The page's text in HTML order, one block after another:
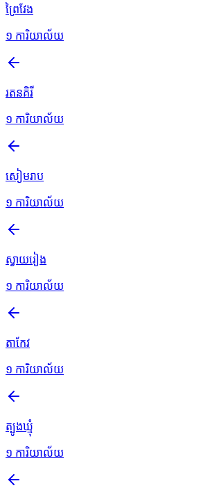
ព្រៃវែង
១ ការិយាល័យ
រតនគិរី
១ ការិយាល័យ
សៀមរាប
១ ការិយាល័យ
ស្វាយរៀង
១ ការិយាល័យ
តាកែវ
១ ការិយាល័យ
ត្បូងឃ្មុំ
១ ការិយាល័យ